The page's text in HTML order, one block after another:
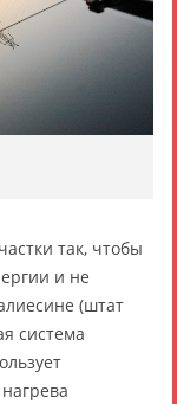
так, чтобы
и не
(штат
система